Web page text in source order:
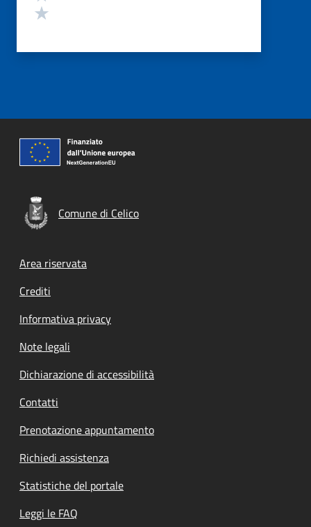
Comune di Celico
Footer menu
Area riservata
Crediti
Informativa privacy
Note legali
Dichiarazione di accessibilità
Contatti
Prenotazione appuntamento
Richiedi assistenza
Statistiche del portale
Leggi le FAQ